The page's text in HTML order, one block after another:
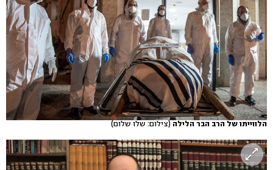
הלווייתו של הרב הבר הלילה(צילום: שלו שלום)